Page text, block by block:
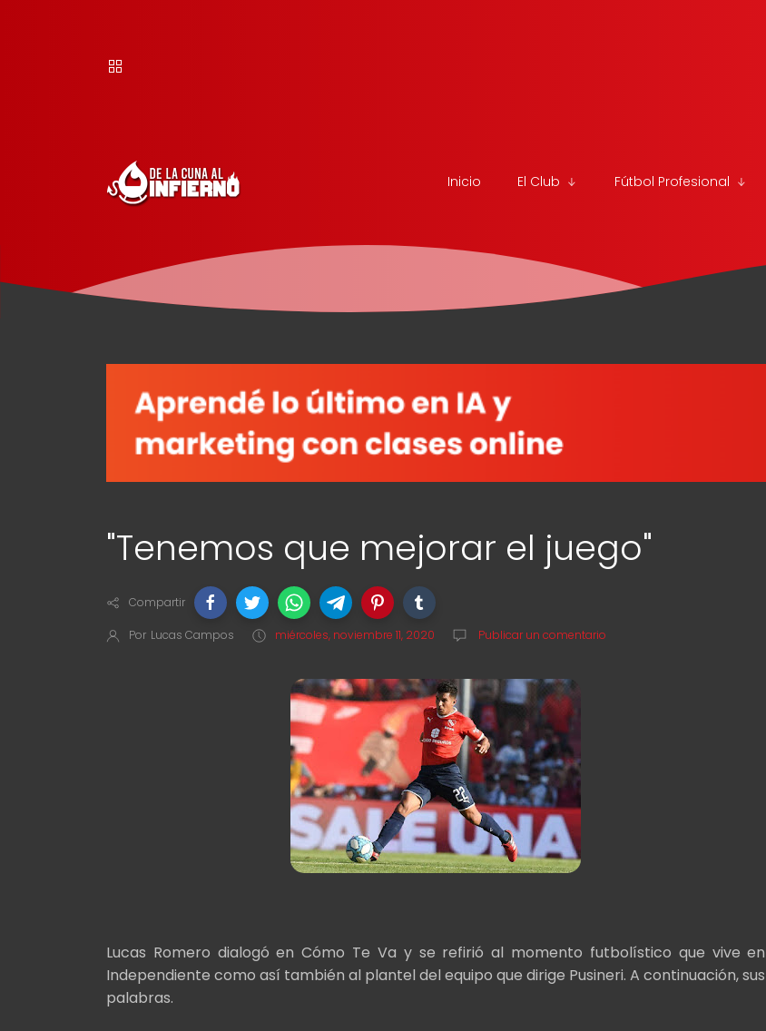
Inicio El Club Fútbol Profesional
"Tenemos que mejorar el juego"
Compartir
Por Lucas Campos miércoles, noviembre 11, 2020 Publicar un comentario
Lucas Romero dialogó en Cómo Te Va y se refirió al momento futbolístico que vive en
Independiente como así también al plantel del equipo que dirige Pusineri. A continuación, sus
palabras.